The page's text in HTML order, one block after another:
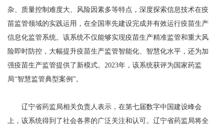
杂、质量控制难度大、风险因素多等特点，深度探索信息技术在疫
苗监管领域的实践运用，在全国率先建设完成并有效运行疫苗生产
信息化监管系统。该系统不仅能够实现疫苗生产精准监管和重大风
险即时防控，大幅提升疫苗生产监管智能化、智慧化水平，还为加
强疫苗生产监管提供了新模式。2023年，该系统获评为国家药监
局“智慧监管典型案例”。
辽宁省药监局相关负责人表示，在第七届数字中国建设峰会
上，该系统得到了社会各界的广泛关注和认可。辽宁省药监局将全